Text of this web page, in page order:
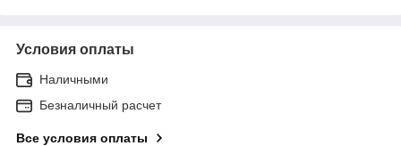
Условия оплаты
Наличными
Безналичный расчет
Все условия оплаты